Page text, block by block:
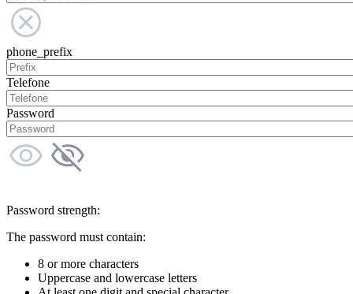
phone_prefix
Telefone
Password
Password strength:
The password must contain:
8 or more characters
Uppercase and lowercase letters